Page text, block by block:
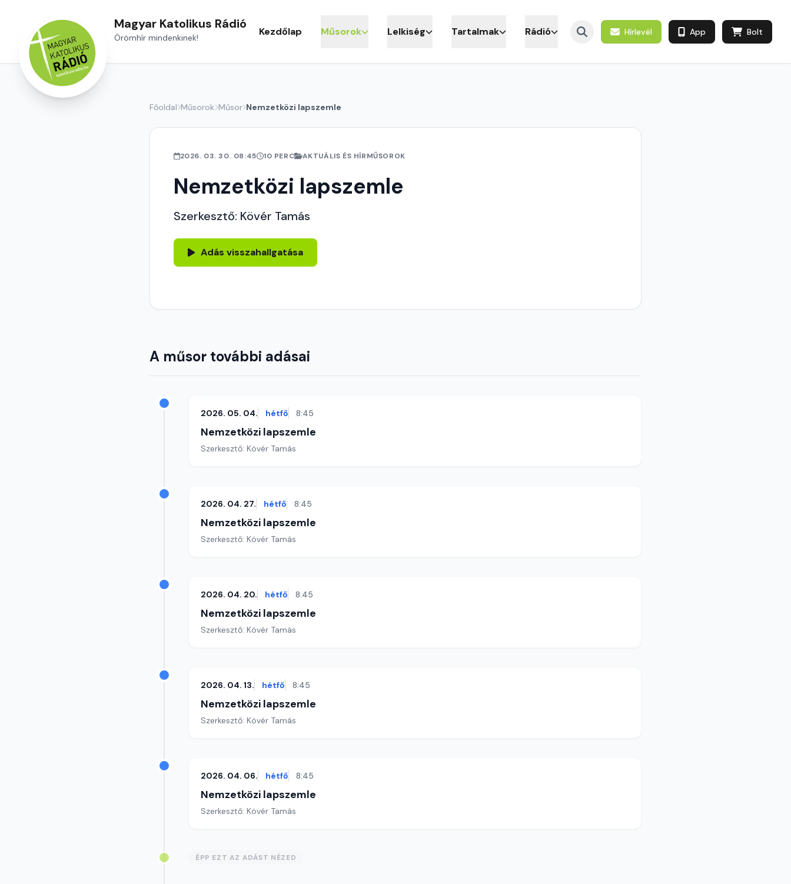
Magyar Katolikus Rádió
Örömhír mindenkinek! Kezdőlap Műsorok Lelkiség Tartalmak Rádió Hírlevél App Bolt
Főoldal Műsorok Műsor Nemzetközi lapszemle
2026. 03. 30. 08:45 10 PERC AKTUÁLIS ÉS HÍRMŰSOROK
Nemzetközi lapszemle
Szerkesztő: Kövér Tamás
Adás visszahallgatása
A műsor további adásai
2026. 05. 04. hétfő 8:45
Nemzetközi lapszemle
Szerkesztő: Kövér Tamás
2026. 04. 27. hétfő 8:45
Nemzetközi lapszemle
Szerkesztő: Kövér Tamás
2026. 04. 20. hétfő 8:45
Nemzetközi lapszemle
Szerkesztő: Kövér Tamás
2026. 04. 13. hétfő 8:45
Nemzetközi lapszemle
Szerkesztő: Kövér Tamás
2026. 04. 06. hétfő 8:45
Nemzetközi lapszemle
Szerkesztő: Kövér Tamás
ÉPP EZT AZ ADÁST NÉZED